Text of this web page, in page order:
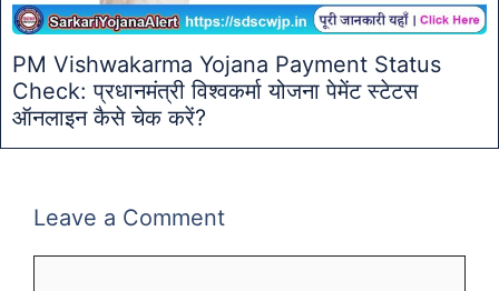
PM Vishwakarma Yojana Payment Status
Check: प्रधानमंत्री विश्वकर्मा योजना पेमेंट स्टेटस
ऑनलाइन कैसे चेक करें?
Leave a Comment